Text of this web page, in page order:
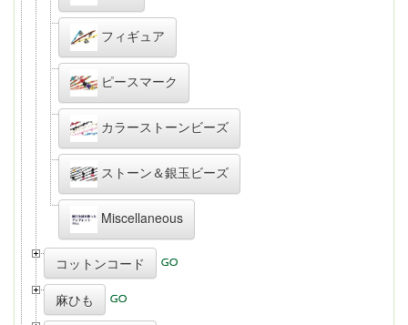
フィギュア
ピースマーク
カラーストーンビーズ
ストーン＆銀玉ビーズ
Miscellaneous
コットンコード
麻ひも